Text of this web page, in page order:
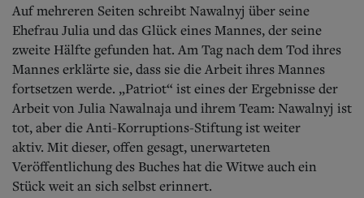
Auf mehreren Seiten schreibt Nawalnyj über seine
Ehefrau Julia und das Glück eines Mannes, der seine
zweite Hälfte gefunden hat. Am Tag nach dem Tod ihres
Mannes erklärte sie, dass sie die Arbeit ihres Mannes
fortsetzen werde. „Patriot“ ist eines der Ergebnisse der
Arbeit von Julia Nawalnaja und ihrem Team: Nawalnyj ist
tot, aber die Anti-Korruptions-Stiftung ist weiter
aktiv. Mit dieser, offen gesagt, unerwarteten
Veröffentlichung des Buches hat die Witwe auch ein
Stück weit an sich selbst erinnert.